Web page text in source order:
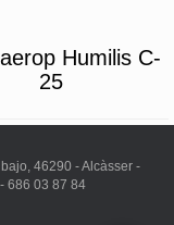
Humilis C-
25
46290 - Alcàsser -
686 03 87 84